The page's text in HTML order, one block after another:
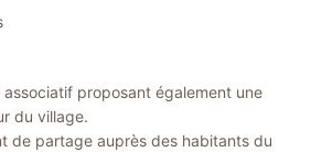
proposant également une
du village.
de partage auprès des habitants du